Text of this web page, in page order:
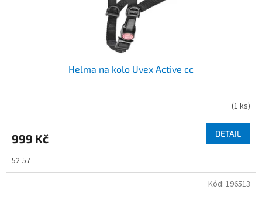
Helma na kolo Uvex Active cc
(1 ks)
999 Kč DETAIL
52-57
Kód: 196513